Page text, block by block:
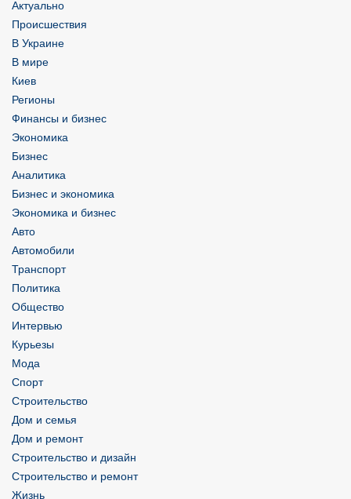
Актуально
Происшествия
В Украине
В мире
Киев
Регионы
Финансы и бизнес
Экономика
Бизнес
Аналитика
Бизнес и экономика
Экономика и бизнес
Авто
Автомобили
Транспорт
Политика
Общество
Интервью
Курьезы
Мода
Спорт
Строительство
Дом и семья
Дом и ремонт
Строительство и дизайн
Строительство и ремонт
Жизнь